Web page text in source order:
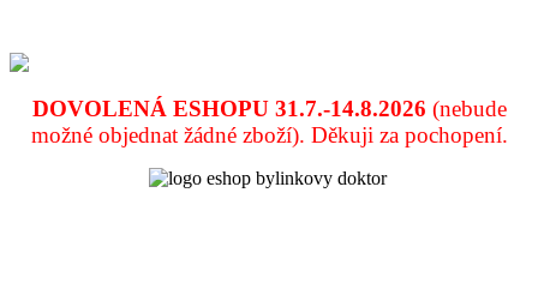
DOVOLENÁ ESHOPU 31.7.-14.8.2026 (nebude
možné objednat žádné zboží). Děkuji za pochopení.